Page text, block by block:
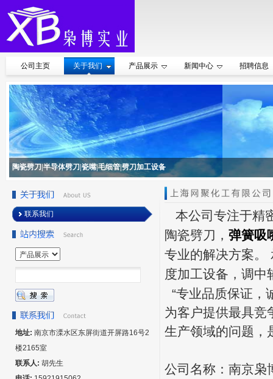
公司主页 关于我们 产品展示 新闻中心 招聘信息
陶瓷劈刀|半导体劈刀|瓷嘴|毛细管|劈刀加工设备
本公司专注于精
陶瓷劈刀， 弹簧吸
专业的解决方案。
度加工设备，调
“专业品质保证，
为客户提供最具竞
生产领域的问题，
公司名称：南京枭
联系我们
地址: 南京市溧水区东屏街道开屏路16号2
楼2165室
联系人: 胡先生